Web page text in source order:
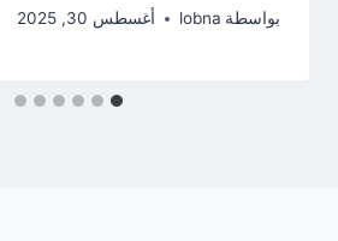
بواسطة lobna أغسطس 30, 2025